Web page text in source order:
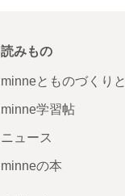
読みもの
minneとものづくりと
minne学習帖
ニュース
minneの本